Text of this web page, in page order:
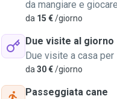
da mangiare e
da 15 €/giorno
Due visite al giorno
Due visite a casa
da 30 €/giorno
Passeggiata cane